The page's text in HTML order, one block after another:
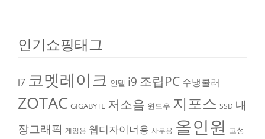
인기쇼핑태그
i7 코멧레이크 인텔 i9 조립PC 수냉쿨러
ZOTAC GIGABYTE 저소음 윈도우 지포스 SSD 내
장그래픽 게임용 웹디자이너용 사무용 올인원 고성